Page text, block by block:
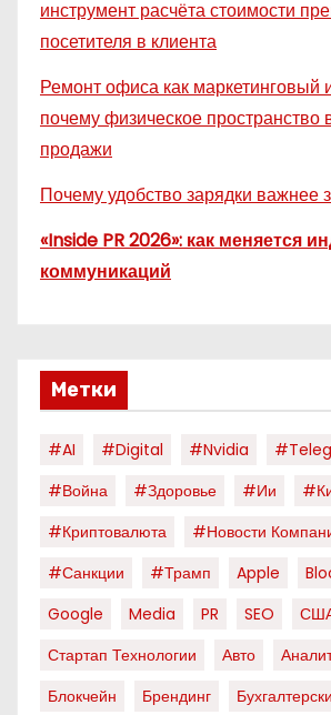
инструмент расчёта стоимости
посетителя в клиента
Ремонт офиса как маркетинговый
почему физическое пространство
продажи
Почему удобство зарядки важнее
«Inside PR 2026»: как меняется
коммуникаций
Метки
#AI #digital #nvidia
#война
#здоровье #ии
#криптовалюта
#новости
#санкции
#трамп Apple
Google
Media PR SEO
Стартап Технологии
Авто
Блокчейн
Брендинг